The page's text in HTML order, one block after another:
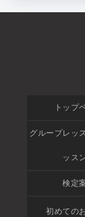
トップ
グループレッ
ッス
検定
アク
初めての